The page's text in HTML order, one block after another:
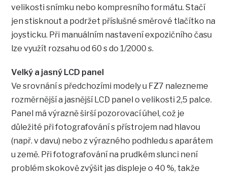
velikosti snímku nebo kompresního formátu. Stačí
jen stisknout a podržet příslušné směrové tlačítko na
joysticku. Při manuálním nastavení expozičního času
lze využít rozsahu od 60 s do 1/2000 s.
Velký a jasný LCD panel
Ve srovnání s předchozími modely u FZ7 nalezneme
rozměrnější a jasnější LCD panel o velikosti 2,5 palce.
Panel má výrazně širší pozorovací úhel, což je
důležité při fotografování s přístrojem nad hlavou
(např. v davu) nebo z výrazného podhledu s aparátem
u země. Při fotografování na prudkém slunci není
problém skokově zvýšit jas displeje o 40 %, takže